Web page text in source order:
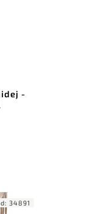
-
34891